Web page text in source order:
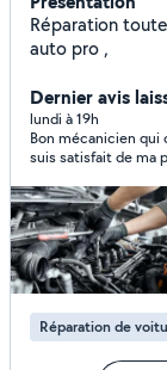
Réparation
auto pro ,
Dernier avis
lundi à 19h
Bon mécanicien
suis satisfait de ma
Réparation de